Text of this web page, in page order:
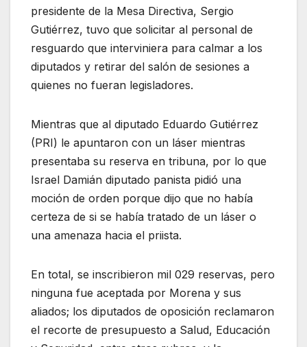
presidente de la Mesa Directiva, Sergio
Gutiérrez, tuvo que solicitar al personal de
resguardo que interviniera para calmar a los
diputados y retirar del salón de sesiones a
quienes no fueran legisladores.
Mientras que al diputado Eduardo Gutiérrez
(PRI) le apuntaron con un láser mientras
presentaba su reserva en tribuna, por lo que
Israel Damián diputado panista pidió una
moción de orden porque dijo que no había
certeza de si se había tratado de un láser o
una amenaza hacia el priista.
En total, se inscribieron mil 029 reservas, pero
ninguna fue aceptada por Morena y sus
aliados; los diputados de oposición reclamaron
el recorte de presupuesto a Salud, Educación